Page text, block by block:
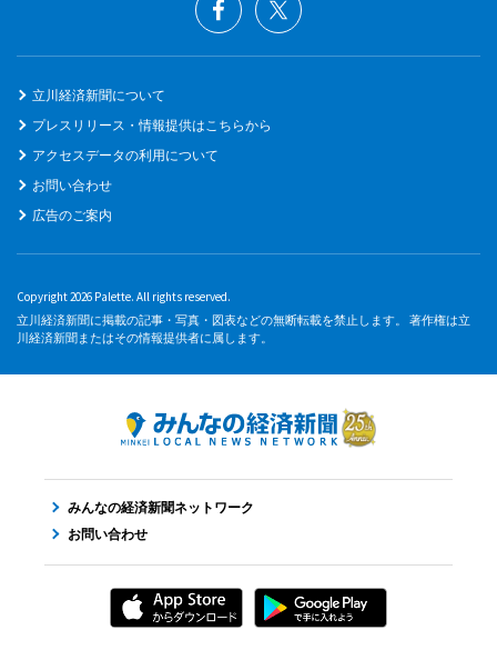
立川経済新聞について
プレスリリース・情報提供はこちらから
アクセスデータの利用について
お問い合わせ
広告のご案内
Copyright 2026 Palette. All rights reserved.
立川経済新聞に掲載の記事・写真・図表などの無断転載を禁止します。 著作権は立
川経済新聞またはその情報提供者に属します。
みんなの経済新聞ネットワーク
お問い合わせ